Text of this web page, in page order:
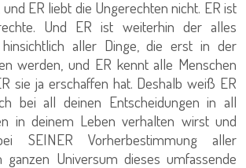
ER liebt die Ungerechten nicht. ER ist
Und ER ist weiterhin der alles
hinsichtlich aller Dinge, die erst in der
werden, und ER kennt alle Menschen
sie ja erschaffen hat. Deshalb weiß ER
bei all deinen Entscheidungen in all
in deinem Leben verhalten wirst und
SEINER Vorherbestimmung aller
ganzen Universum dieses umfassende